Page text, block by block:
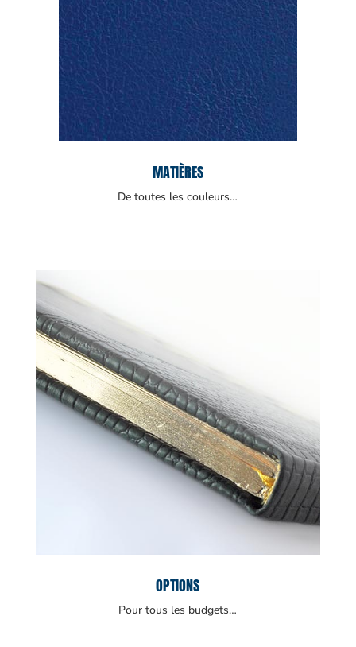
MATIÈRES
De toutes les couleurs…
OPTIONS
Pour tous les budgets…